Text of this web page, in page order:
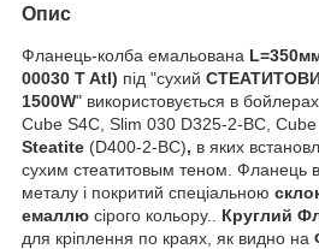
Опис
Фланець-колба емальована
00030 T Atl) під "сухий
1500W" використовується в бойлерах
Cube S4C, Slim 030 D325-2-BC,
Steatite (D400-2-ВС), в яких
сухим стеатитовым теном. Фланець
металу і покритий спеціальною
емаллю сірого кольору.. Круглий
для кріплення по краях, як видно на